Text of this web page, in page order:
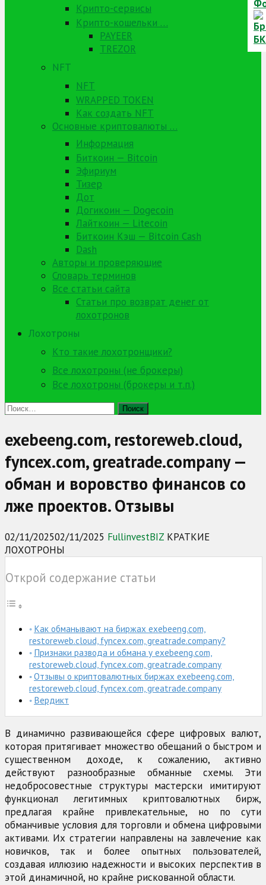
Крипто-сервисы
Крипто-кошельки …
PAYEER
TREZOR
NFT
NFT
WRAPPED TOKEN
Как создать NFT
Основные криптовалюты …
Информация
Биткоин — Bitcoin
Эфириум
Тизер
Дот
Догикоин — Dogecoin
Лайткоин — Litecoin
Биткоин Кэш — Bitcoin Cash
Dash
Авторы и проверяющие
Словарь терминов
Все статьи сайта
Статьи про возврат денег от
лохотронов
Лохотроны
Кто такие лохотронщики?
Все лохотроны (не брокеры)
Все лохотроны (брокеры и т.п.)
Найти:
exebeeng.com, restoreweb.cloud,
fyncex.com, greatrade.company —
обман и воровство финансов со
лже проектов. Отзывы
02/11/202502/11/2025 FullinvestBIZ КРАТКИЕ
ЛОХОТРОНЫ
Открой содержание статьи
Как обманывают на биржах exebeeng.com,
restoreweb.cloud, fyncex.com, greatrade.company?
Признаки развода и обмана у exebeeng.com,
restoreweb.cloud, fyncex.com, greatrade.company
Отзывы о криптовалютных биржах exebeeng.com,
restoreweb.cloud, fyncex.com, greatrade.company
Вердикт
В динамично развивающейся сфере цифровых валют,
которая притягивает множество обещаний о быстром и
существенном доходе, к сожалению, активно
действуют разнообразные обманные схемы. Эти
недобросовестные структуры мастерски имитируют
функционал легитимных криптовалютных бирж,
предлагая крайне привлекательные, но по сути
обманчивые условия для торговли и обмена цифровыми
активами. Их стратегии направлены на завлечение как
новичков, так и более опытных пользователей,
создавая иллюзию надежности и высоких перспектив в
этой динамичной, но крайне рискованной области.